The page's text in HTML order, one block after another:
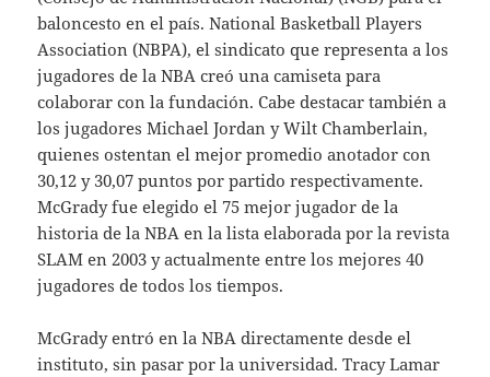
baloncesto en el país. National Basketball Players
Association (NBPA), el sindicato que representa a los
jugadores de la NBA creó una camiseta para
colaborar con la fundación. Cabe destacar también a
los jugadores Michael Jordan y Wilt Chamberlain,
quienes ostentan el mejor promedio anotador con
30,12 y 30,07 puntos por partido respectivamente.
McGrady fue elegido el 75 mejor jugador de la
historia de la NBA en la lista elaborada por la revista
SLAM en 2003 y actualmente entre los mejores 40
jugadores de todos los tiempos.
McGrady entró en la NBA directamente desde el
instituto, sin pasar por la universidad. Tracy Lamar